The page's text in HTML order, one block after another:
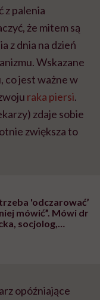
z palenia
że mitem są
z dnia na dzień
Wskazane
co jest ważne w
raka piersi.
zdaje sobie
zwiększa to
'odczarować’
mówić”. Mówi dr
socjolog,
opóźniające